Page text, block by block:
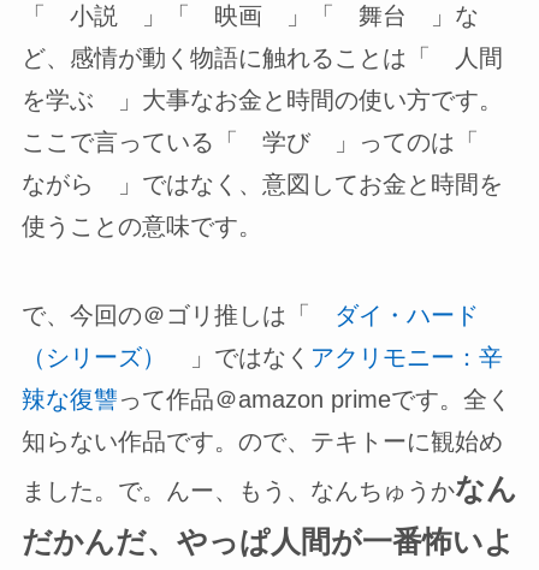
「 小説 」「 映画 」「 舞台 」な
ど、感情が動く物語に触れることは「 人間
を学ぶ 」大事なお金と時間の使い方です。
ここで言っている「 学び 」ってのは「
ながら 」ではなく、意図してお金と時間を
使うことの意味です。
で、今回の＠ゴリ推しは「 ダイ・ハード
（シリーズ）
」ではなく アクリモニー：辛
辣な復讐って作品＠amazon primeです。全く
知らない作品です。ので、テキトーに観始め
ました。で。んー、もう、なんちゅうかなん
だかんだ、やっぱ人間が一番怖いよ